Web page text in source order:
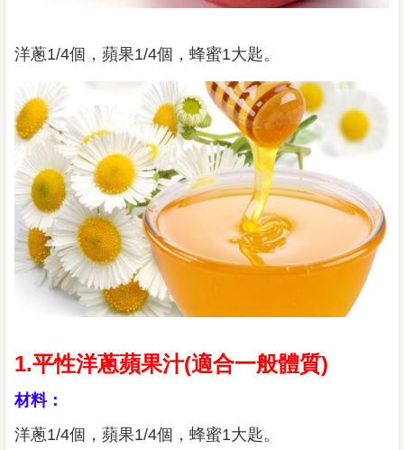
洋蔥1/4個，蘋果1/4個，蜂蜜1大匙。
1.平性洋蔥蘋果汁(適合一般體質)
材料：
洋蔥1/4個，蘋果1/4個，蜂蜜1大匙。